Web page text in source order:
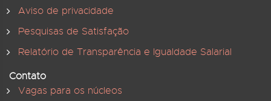
Aviso de privacidade
Pesquisas de Satisfação
Relatório de Transparência e Igualdade Salarial
Contato
Vagas para os núcleos